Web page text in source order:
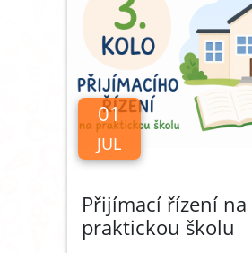
01
JUL
Přijímací řízení na
praktickou školu